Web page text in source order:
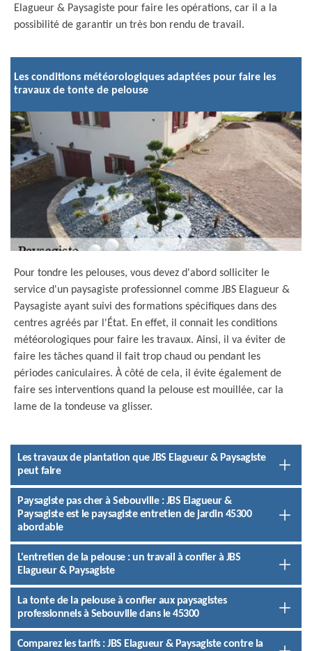
Elagueur & Paysagiste pour faire les opérations, car il a la
possibilité de garantir un très bon rendu de travail.
Les conditions météorologiques adaptées pour faire les
travaux de tonte de pelouse
Pour tondre les pelouses, vous devez d'abord solliciter le
service d'un paysagiste professionnel comme JBS Elagueur &
Paysagiste ayant suivi des formations spécifiques dans des
centres agréés par l'État. En effet, il connait les conditions
météorologiques pour faire les travaux. Ainsi, il va éviter de
faire les tâches quand il fait trop chaud ou pendant les
périodes caniculaires. À côté de cela, il évite également de
faire ses interventions quand la pelouse est mouillée, car la
lame de la tondeuse va glisser.
Les travaux de plantation que JBS Elagueur & Paysagiste
peut faire
Paysagiste pas cher à Sebouville : JBS Elagueur &
Paysagiste est le paysagiste entretien de jardin 45300
abordable
L'entretien de la pelouse : un travail à confier à JBS
Elagueur & Paysagiste
La tonte de la pelouse à confier aux paysagistes
professionnels à Sebouville dans le 45300
Comparez les tarifs : JBS Elagueur & Paysagiste contre la